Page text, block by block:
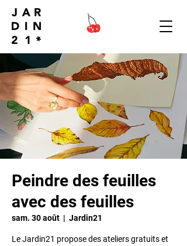
Peindre des feuilles
avec des feuilles
sam. 30 août
  |
Jardin21
Le Jardin21 propose des ateliers gratuits et